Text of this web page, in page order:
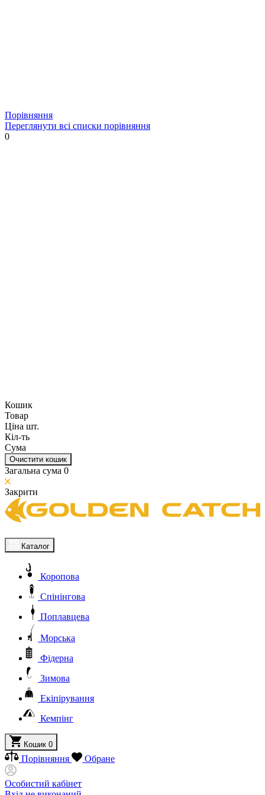
Порівняння
Переглянути всі списки порівняння
0
Кошик
Товар
Ціна шт.
Кіл-ть
Сума
Очистити кошик
Загальна сума 0
Закрити
Каталог
Коропова
Спінінгова
Поплавцева
Морська
Фідерна
Зимова
Екіпірування
Кемпінг
Кошик 0
Порівняння Обране
Особистий кабінет